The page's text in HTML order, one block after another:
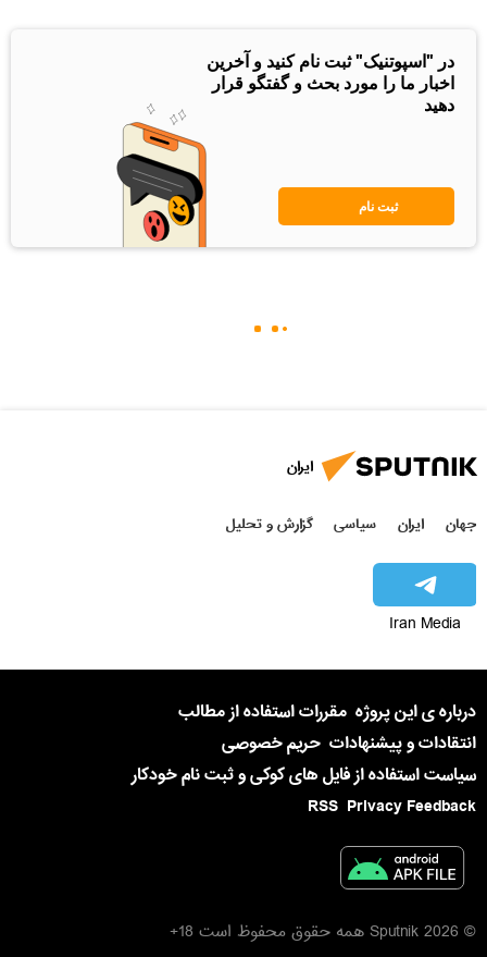
در "اسپوتنیک" ثبت نام کنید و آخرین
اخبار ما را مورد بحث و گفتگو قرار
دهید
ثبت نام
ایران
جهان ایران سیاسی گزارش و تحلیل
Iran Media
درباره ی این پروژه مقررات استفاده از مطالب
انتقادات و پیشنهادات حریم خصوصی
سیاست استفاده از فایل های کوکی و ثبت نام خودکار
Privacy Feedback
RSS
© 2026 Sputnik همه حقوق محفوظ است 18+